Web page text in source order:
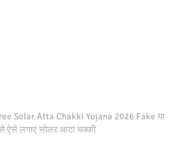
Solar Atta Chakki Yojana 2026 Fake या
ऐसे लगाएं सोलर आटा चक्की